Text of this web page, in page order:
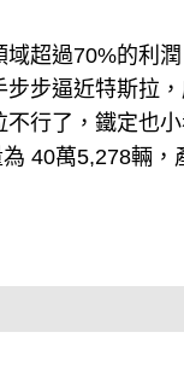
超過70%的利
步逼近特斯拉
行了，鐵定也
40萬5,278輛，